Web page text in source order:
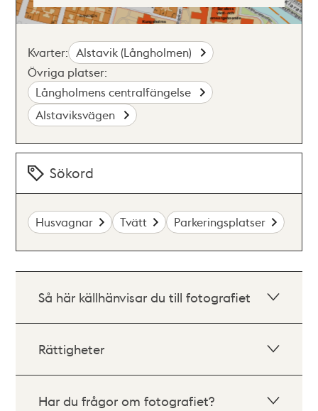
Kvarter: Alstavik (Långholmen)
Övriga platser:
Långholmens centralfängelse
Alstaviksvägen
Sökord
Husvagnar Tvätt Parkeringsplatser
Så här källhänvisar du till fotografiet
Rättigheter
Har du frågor om fotografiet?